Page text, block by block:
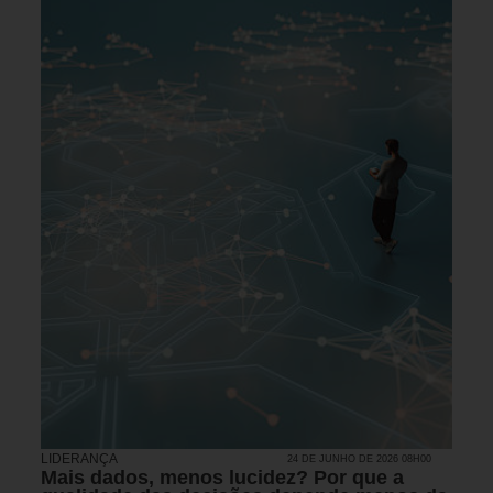
LIDERANÇA 24 DE JUNHO DE 2026 08H00
Mais dados, menos lucidez? Por que a